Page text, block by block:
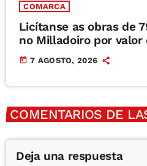
COMARCA
Licítanse as obras de
no Milladoiro por valor
today 7 AGOSTO, 2026
COMENTARIOS DE
Deja una respuesta